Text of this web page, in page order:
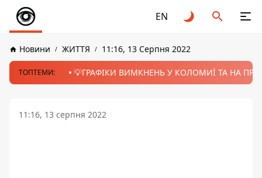
EN
Новини ЖИТТЯ 11:16, 13 Серпня 2022
ТОПТЕМИ: 💡ГРАФІКИ ВИМКНЕНЬ У КОЛОМИЇ ТА НА
11:16, 13 серпня 2022